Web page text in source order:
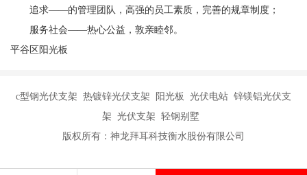
追求——的管理团队，高强的员工素质，完善的规章制度；
服务社会——热心公益，敦亲睦邻。
平谷区阳光板
c型钢光伏支架 热镀锌光伏支架 阳光板 光伏电站 锌镁铝光伏支
架 光伏支架 轻钢别墅
版权所有：神龙拜耳科技衡水股份有限公司